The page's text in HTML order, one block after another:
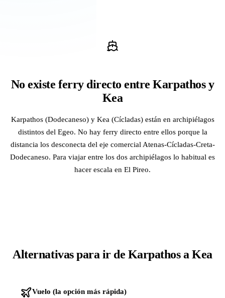
No existe ferry directo entre Karpathos y
Kea
Karpathos (Dodecaneso) y Kea (Cícladas) están en archipiélagos
distintos del Egeo. No hay ferry directo entre ellos porque la
distancia los desconecta del eje comercial Atenas-Cícladas-Creta-
Dodecaneso. Para viajar entre los dos archipiélagos lo habitual es
hacer escala en El Pireo.
Alternativas para ir de Karpathos a Kea
Vuelo (la opción más rápida)